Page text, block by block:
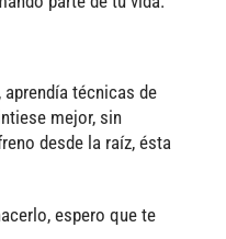
técnicas de
mejor, sin
desde la raíz, ésta
espero que te